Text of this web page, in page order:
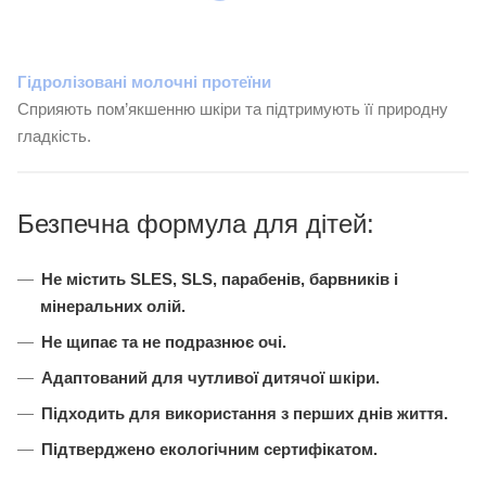
Гідролізовані молочні протеїни
Сприяють пом’якшенню шкіри та підтримують її природну
гладкість.
Безпечна формула для дітей:
Не містить SLES, SLS, парабенів, барвників і
мінеральних олій.
Не щипає та не подразнює очі.
Адаптований для чутливої дитячої шкіри.
Підходить для використання з перших днів життя.
Підтверджено екологічним сертифікатом.